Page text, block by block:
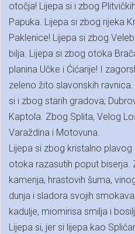
otočja! Lijepa si i zbog
Papuka. Lijepa si zbog rijeka
Paklenice! Lijepa si zbog
bilja. Lijepa si zbog otoka
planina Učke i Ćićarije! I
zeleno žito slavonskih ravnica.
si i zbog starih gradova;
Kaptola. Zbog Splita, Velog
Varaždina i Motovuna.
Lijepa si zbog kristalno
otoka razasutih poput biserja.
kamenja, hrastovih šuma,
dunja i sladora svojih
kadulje, miomirisa smilja i
Lijepa si, jer si lijepa kao